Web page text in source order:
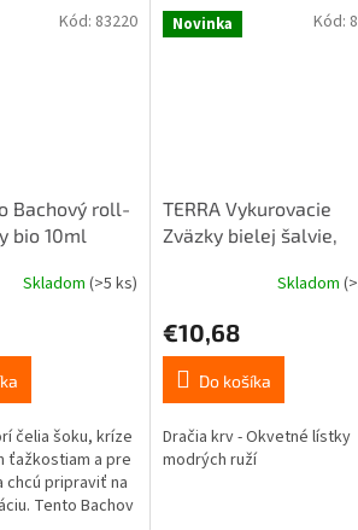
Bachový roll-
bio 10ml
Skladom(>5 ks)
čelia šoku, kríze
ťažkostiam a pre
chcú pripraviť na
Tento Bachov
Kód: 83220 Novinka
TERRA Vykurovacie
Zväzky bielej šalvie,
ružových lupeňov 25-
Skladom
€10,68
Do košíka
Dračia krv - Okvetné lístky
modrých ruží
Kód: